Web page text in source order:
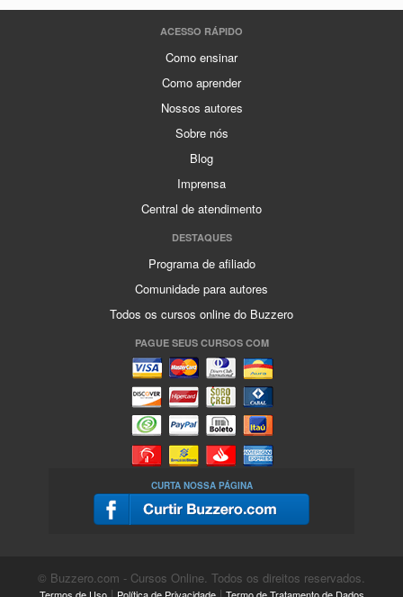
ACESSO RÁPIDO
Como ensinar
Como aprender
Nossos autores
Sobre nós
Blog
Imprensa
Central de atendimento
DESTAQUES
Programa de afiliado
Comunidade para autores
Todos os cursos online do Buzzero
PAGUE SEUS CURSOS COM
CURTA NOSSA PÁGINA
© Buzzero.com - Cursos Online. Todos os direitos reservados.